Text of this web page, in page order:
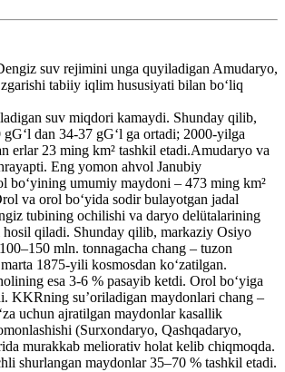
suv rejimini unga quyiladigan Amudaryo,
tabiiy iqlim hususiyati bilan boʻliq
suv miqdori kamaydi. Shunday qilib,
dan 34-37 gGʻl ga ortadi; 2000-yilga
erlar 23 ming km² tashkil etadi.Amudaryo va
Eng yomon ahvol Janubiy
boʻyining umumiy maydoni – 473 ming km²
va orol boʻyida sodir bulayotgan jadal
tubining ochilishi va daryo delütalarining
qiladi. Shunday qilib, markaziy Osiyo
mln. tonnagacha chang – tuzon
1875-yili kosmosdan koʻzatilgan.
esa 3-6 % pasayib ketdi. Orol boʻyiga
KKRning suʼoriladigan maydonlari chang –
uchun ajratilgan maydonlar kasallik
(Surxondaryo, Qashqadaryo,
murakkab meliorativ holat kelib chiqmoqda.
shurlangan maydonlar 35–70 % tashkil etadi.